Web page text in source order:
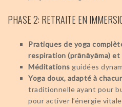
PHASE 2: RETRAITE EN
Pratiques de yoga
respiration (prānāyāma) et
Méditations guidées
Yoga doux, adapté à
traditionnelle ayant pour
pour activer l’énergie